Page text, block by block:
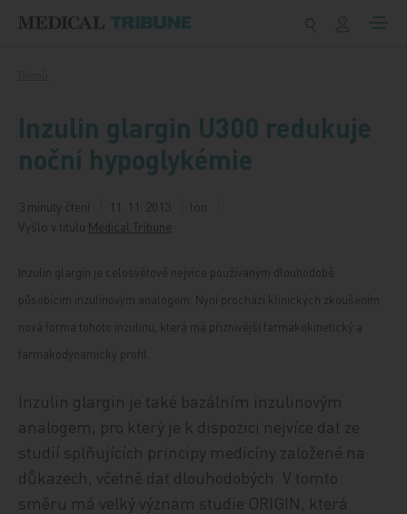
Inzulin glargin U300 redukuje
noční hypoglykémie
3 minuty čtení 11. 11. 2013
lon
Vyšlo v titulu Medical Tribune
Inzulin glargin je celosvětově nejvíce používaným dlouhodobě
působícím inzulinovým analogem. Nyní prochází klinických zkoušením
nová forma tohoto inzulinu, která má příznivější farmakokinetický a
farmakodynamický profil.
Inzulin glargin je také bazálním inzulinovým
analogem, pro který je k dispozici nejvíce dat ze
studií splňujících principy medicíny založené na
důkazech, včetně dat dlouhodobých. V tomto
směru má velký význam studie ORIGIN, která